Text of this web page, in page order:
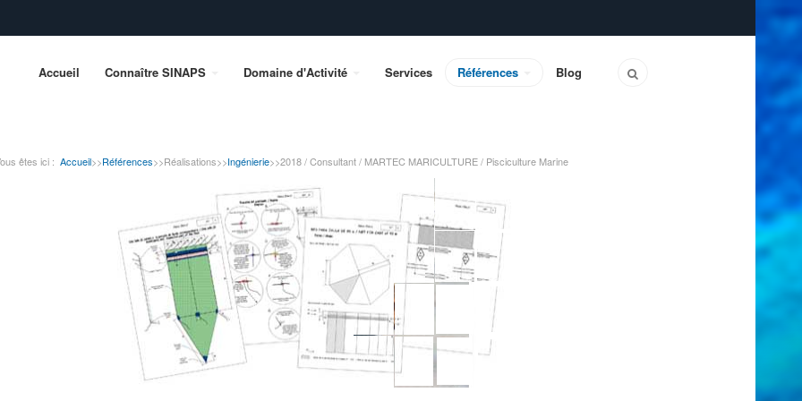
Accueil Connaître SINAPS Domaine d'Activité Services Références Blog
êtes ici : Accueil>>Références>>Réalisations>>Ingénierie>>2018 / Consultant / MARTEC MARICULTURE / Pisciculture Marine